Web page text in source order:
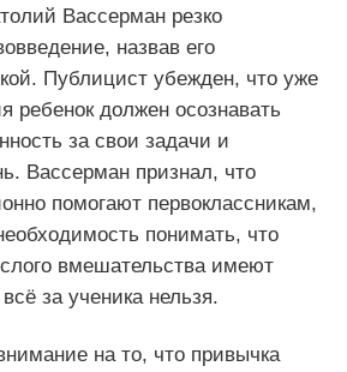
Вассерман резко
назвав его
Публицист убежден, что уже
ребенок должен осознавать
за свои задачи и
Вассерман признал, что
помогают первоклассникам,
понимать, что
вмешательства имеют
за ученика нельзя.
на то, что привычка